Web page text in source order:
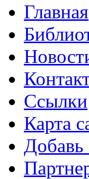
Главная
Ссылки
Карта
Добавь